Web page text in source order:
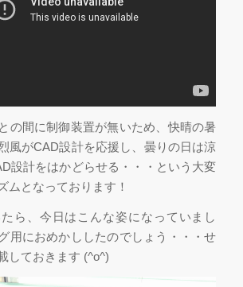
の間に制御装置が無いため、快晴の暑
風がCAD設計を応援し、曇りの日は涼
設計をはかどらせる・・・という大変
ムとなっております！
ら、今日はこんな姿になっていまし
用におめかししたのでしょう・・・せ
しておきます (^o^)